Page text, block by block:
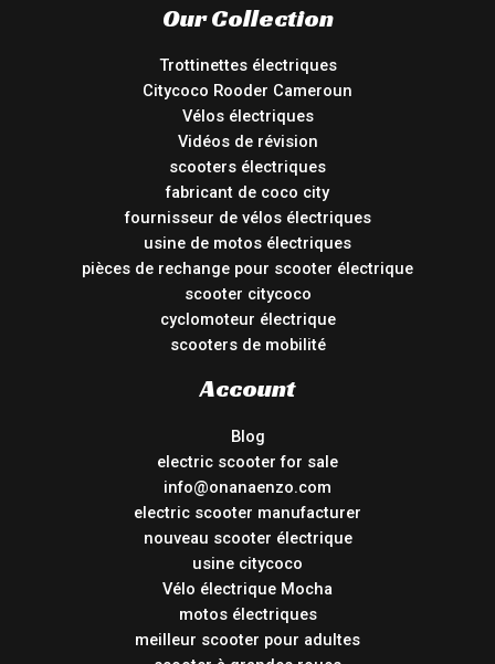
Our Collection
Trottinettes électriques
Citycoco Rooder Cameroun
Vélos électriques
Vidéos de révision
scooters électriques
fabricant de coco city
fournisseur de vélos électriques
usine de motos électriques
pièces de rechange pour scooter électrique
scooter citycoco
cyclomoteur électrique
scooters de mobilité
Account
Blog
electric scooter for sale
info@onanaenzo.com
electric scooter manufacturer
nouveau scooter électrique
usine citycoco
Vélo électrique Mocha
motos électriques
meilleur scooter pour adultes